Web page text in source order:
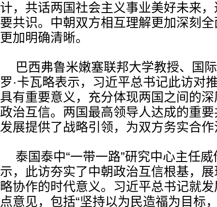
计，共话两国社会主义事业美好未来
要共识。中朝双方相互理解更加深刻
更加明确清晰。
巴西弗鲁米嫩塞联邦大学教授、国
罗·卡瓦略表示，习近平总书记此访对
具有重要意义，充分体现两国之间的
政治互信。两国最高领导人达成的重
发展提供了战略引领，为双方务实合
泰国泰中“一带一路”研究中心主任
示，此访夯实了中朝政治互信根基，
略协作的时代意义。习近平总书记就
点意见，包括“坚持以为民造福为目标